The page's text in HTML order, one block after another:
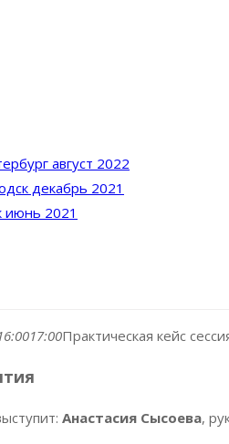
август 2022
декабрь 2021
июнь 2021
17:00Практическая кейс
Анастасия Сысоева,